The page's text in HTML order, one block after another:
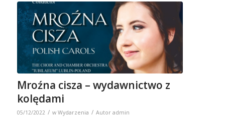
Mroźna cisza – wydawnictwo z
kolędami
05/12/2022 / w Wydarzenia / Autor admin